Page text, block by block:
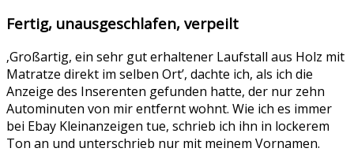
Fertig, unausgeschlafen, verpeilt
‚Großartig, ein sehr gut erhaltener Laufstall aus Holz mit
Matratze direkt im selben Ort’, dachte ich, als ich die
Anzeige des Inserenten gefunden hatte, der nur zehn
Autominuten von mir entfernt wohnt. Wie ich es immer
bei Ebay Kleinanzeigen tue, schrieb ich ihn in lockerem
Ton an und unterschrieb nur mit meinem Vornamen.